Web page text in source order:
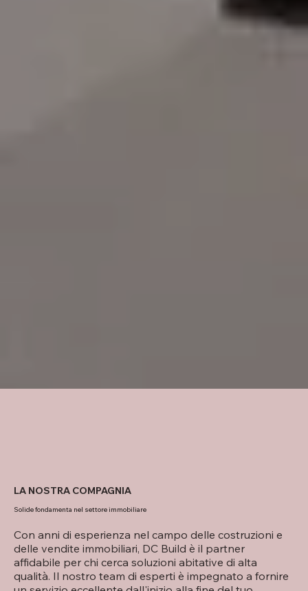
LA NOSTRA COMPAGNIA
Solide fondamenta nel settore immobiliare
Con anni di esperienza nel campo delle costruzioni e
delle vendite immobiliari, DC Build è il partner
affidabile per chi cerca soluzioni abitative di alta
qualità. Il nostro team di esperti è impegnato a fornire